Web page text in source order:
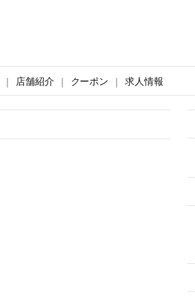
店舗紹介 クーポン 求人情報